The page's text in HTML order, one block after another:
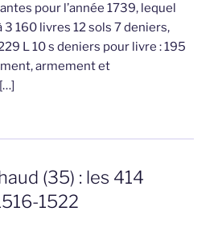
pour l’année 1739, lequel
3 160 livres 12 sols 7 deniers,
L 10 s deniers pour livre : 195
armement et
(35) : les 414
1522